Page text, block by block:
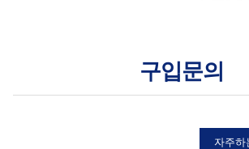
구입문의
자주하